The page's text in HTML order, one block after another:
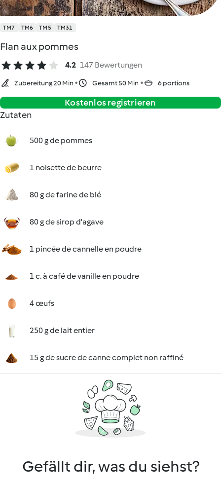
TM7 TM6 TM5 TM31
Flan aux pommes
4.2 147 Bewertungen
Zubereitung 20 Min Gesamt 50 Min 6 portions
Kostenlos registrieren
Zutaten
500 g de pommes
1 noisette de beurre
80 g de farine de blé
80 g de sirop d'agave
1 pincée de cannelle en poudre
1 c. à café de vanille en poudre
4 œufs
250 g de lait entier
15 g de sucre de canne complet non raffiné
Gefällt dir, was du siehst?